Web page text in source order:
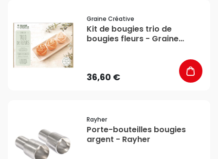
Graine Créative
Kit de bougies trio de
bougies fleurs - Graine
36,60 €
Rayher
Porte-bouteilles bougies
argent - Rayher